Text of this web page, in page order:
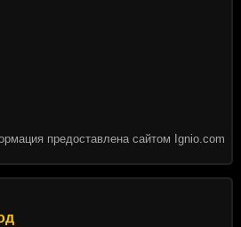
предоставлена сайтом Ignio.com